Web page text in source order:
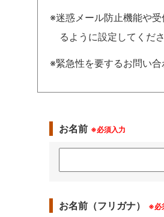
※迷惑メール防止機能や
るように設定してくださ
※緊急性を要するお問い
お名前 ※必須入力
お名前（フリガナ） ※必